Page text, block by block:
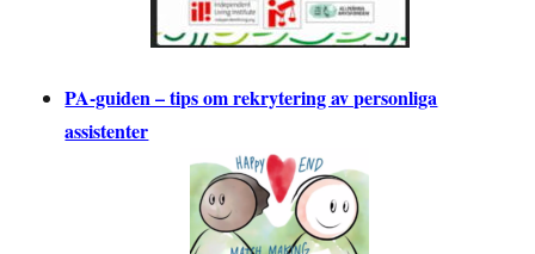
PA-guiden – tips om rekrytering av personliga
assistenter